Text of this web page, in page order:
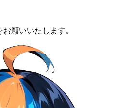
願いいたします。